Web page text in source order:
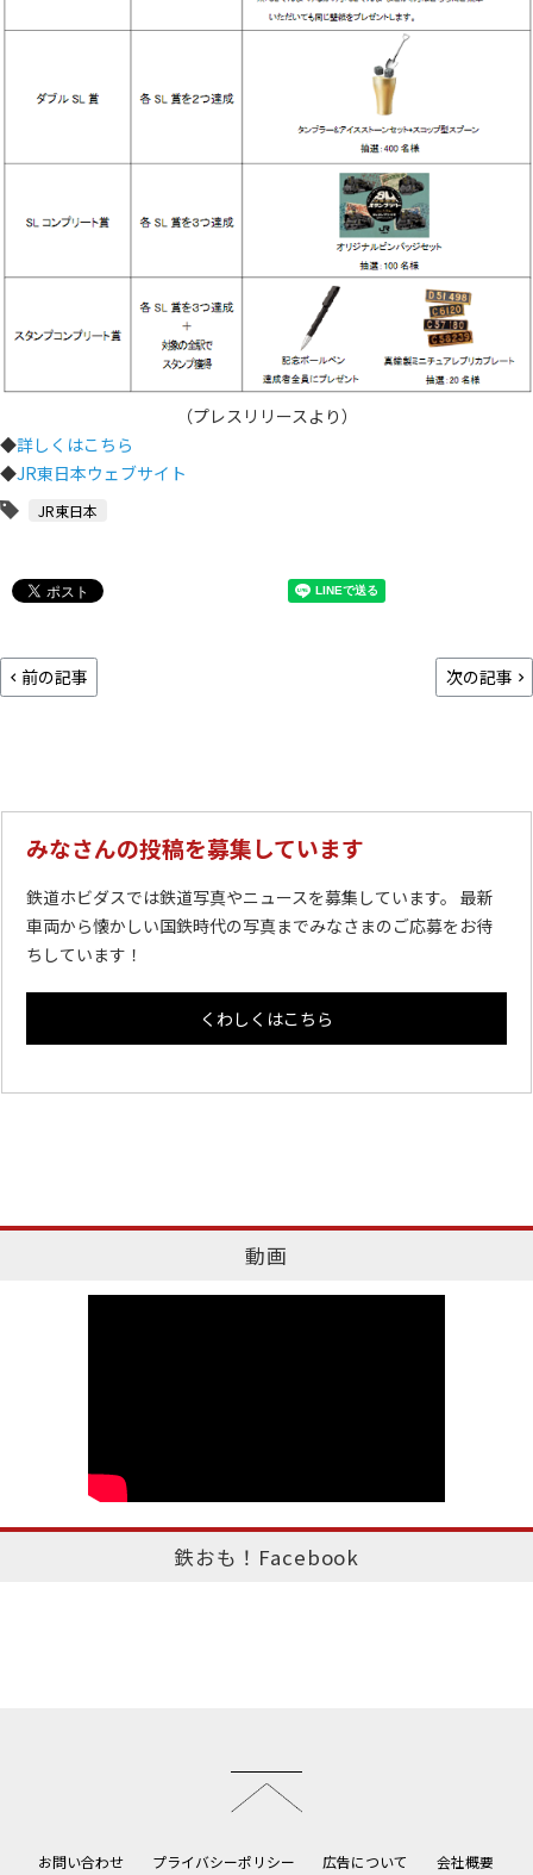
（プレスリリースより）
◆詳しくはこちら
◆JR東日本ウェブサイト
JR東日本
前の記事 次の記事
みなさんの投稿を募集しています
鉄道ホビダスでは鉄道写真やニュースを募集しています。 最新
車両から懐かしい国鉄時代の写真までみなさまのご応募をお待
ちしています！
くわしくはこちら
動画
鉄おも！Facebook
お問い合わせ プライバシーポリシー 広告について 会社概要